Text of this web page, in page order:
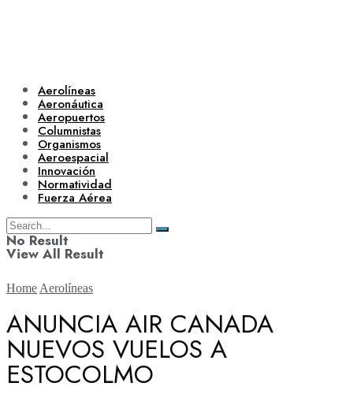
Aerolíneas
Aeronáutica
Aeropuertos
Columnistas
Organismos
Aeroespacial
Innovación
Normatividad
Fuerza Aérea
No Result
View All Result
Aerolíneas
Home Aerolíneas
ANUNCIA AIR CANADA
NUEVOS VUELOS A
ESTOCOLMO